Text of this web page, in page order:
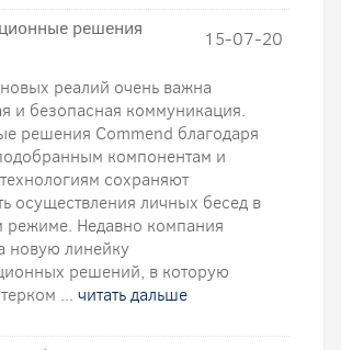
решения
15-07-20
реалий очень важна
и безопасная коммуникация.
решения Commend благодаря
компонентам и
сохраняют
осуществления личных бесед в
режиме. Недавно компания
новую линейку
решений, в которую
... читать дальше